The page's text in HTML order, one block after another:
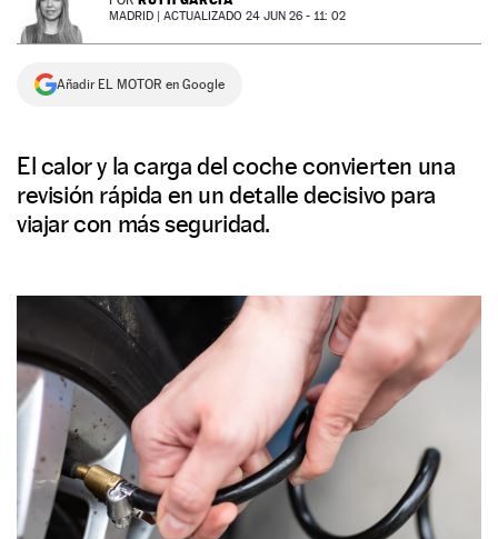
MADRID | ACTUALIZADO 24 JUN 26 - 11: 02
Añadir EL MOTOR en Google
El calor y la carga del coche convierten una
revisión rápida en un detalle decisivo para
viajar con más seguridad.